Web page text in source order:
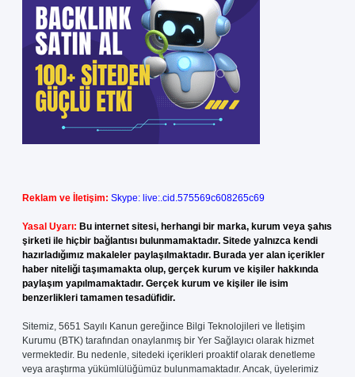
Reklam ve İletişim: Skype: live:.cid.575569c608265c69
Yasal Uyarı: Bu internet sitesi, herhangi bir marka, kurum veya şahıs
şirketi ile hiçbir bağlantısı bulunmamaktadır. Sitede yalnızca kendi
hazırladığımız makaleler paylaşılmaktadır. Burada yer alan içerikler
haber niteliği taşımamakta olup, gerçek kurum ve kişiler hakkında
paylaşım yapılmamaktadır. Gerçek kurum ve kişiler ile isim
benzerlikleri tamamen tesadüfidir.
Sitemiz, 5651 Sayılı Kanun gereğince Bilgi Teknolojileri ve İletişim
Kurumu (BTK) tarafından onaylanmış bir Yer Sağlayıcı olarak hizmet
vermektedir. Bu nedenle, sitedeki içerikleri proaktif olarak denetleme
veya araştırma yükümlülüğümüz bulunmamaktadır. Ancak, üyelerimiz